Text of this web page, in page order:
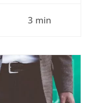
3 min